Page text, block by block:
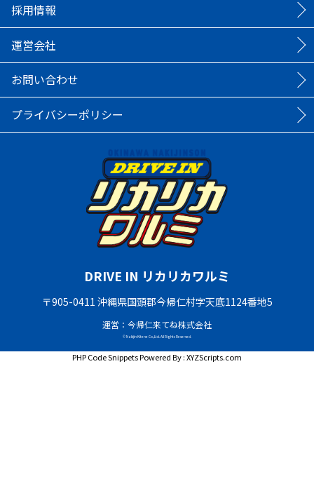
採用情報
運営会社
お問い合わせ
プライバシーポリシー
DRIVE IN リカリカワルミ
〒905-0411 沖縄県国頭郡今帰仁村字天底1124番地5
運営：今帰仁来てね株式会社
© Nakijin Kitene Co.,Ltd. All Rights Reserved.
PHP Code SnippetsPowered By :XYZScripts.com